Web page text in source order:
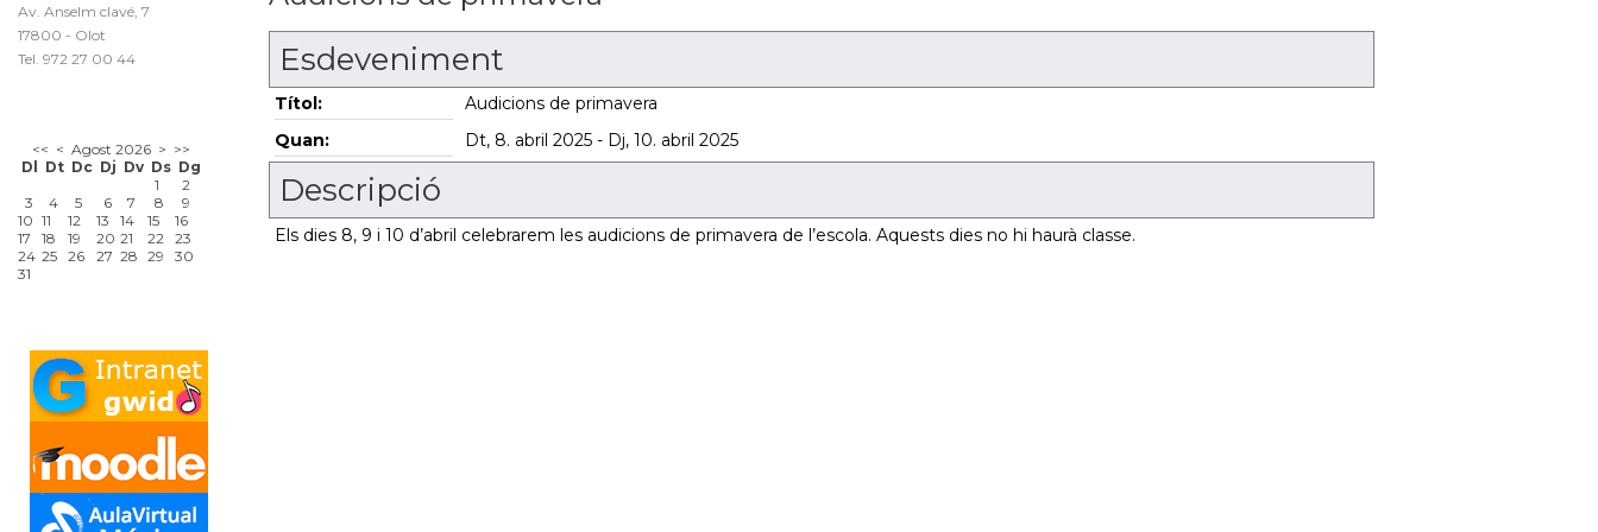
Av. Anselm clavé, 7
17800 - Olot
Tel. 972 27 00 44
<< < Agost 2026 > >>
Dl
Dt Dc Dj Dv Ds Dg
1
2
3
4 5 6 7 8
9
10 11 12 13 14 15
16
17
18 19 20 21 22 23
24 25 26 27 28 29
30
31
Esdeveniment
Títol:
Audicions de primavera
Quan:
Dt, 8. abril 2025 - Dj, 10. abril 2025
Descripció
Els dies 8, 9 i 10 d’abril celebrarem les audicions de primavera de l’escola. Aquests dies no hi haurà classe.